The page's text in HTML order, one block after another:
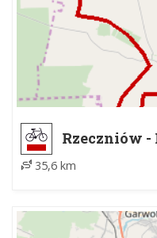
Rzeczniów -
35,6 km